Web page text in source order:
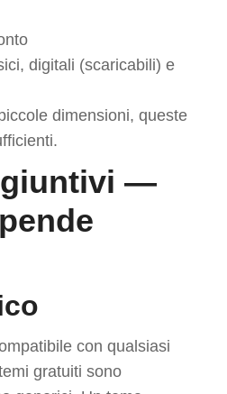
digitali (scaricabili) e
dimensioni, queste
—
con qualsiasi
gratuiti sono